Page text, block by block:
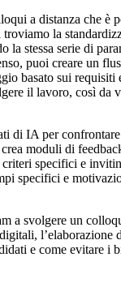
a distanza che è
la
la stessa serie di
puoi creare un
basato sui requisiti
il lavoro, così da
di IA per
moduli di
specifici e
specifici e
a svolgere un
l’elaborazione
e come evitare i